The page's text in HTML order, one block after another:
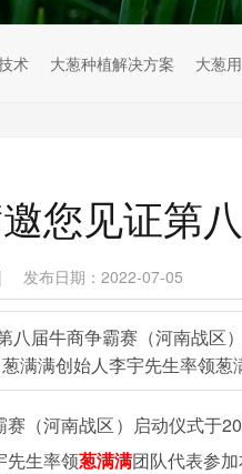
术 大葱种植解决方案 大葱
您见证第
| 发布日期：2022-07-05
八届牛商争霸赛（河南战区
满满创始人李宇先生率领葱
赛（河南战区）启动仪式于
先生率领葱满满团队代表参加